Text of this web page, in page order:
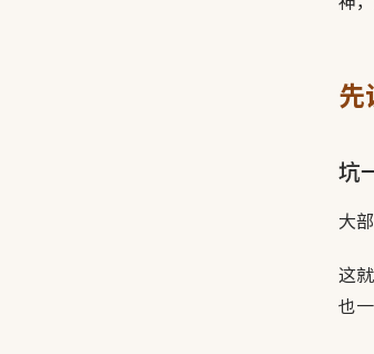
先
坑
大
这
也